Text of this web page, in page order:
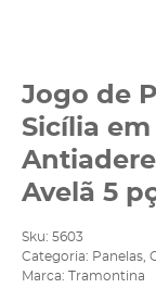
Jogo de
Sicília
Avelã 5
Sku: 5603
Categoria: Panelas
Marca:
Tramontina